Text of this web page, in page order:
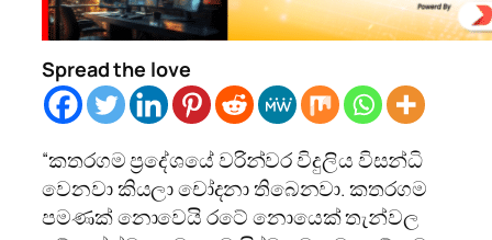
Spread the love
“කතරගම ප්‍රදේශයේ වරින්වර විදුලිය විසන්ධි
වෙනවා කියලා චෝදනා තිබෙනවා. කතරගම
පමණක් නොවෙයි රටේ නොයෙක් තැන්වල